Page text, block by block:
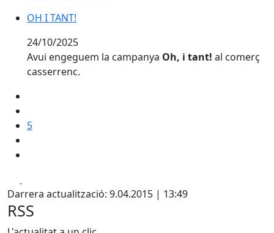
OH I TANT!
OH I TANT!
24/10/2025
Avui engeguem la campanya Oh, i tant! al comerç
casserrenc.
5
Darrera actualització: 9.04.2015 | 13:49
RSS